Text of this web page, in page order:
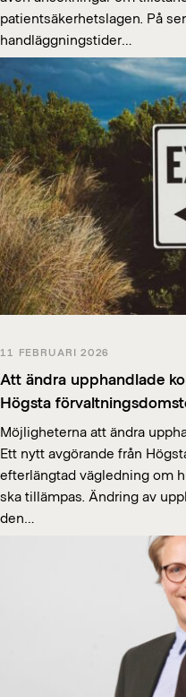
patientsäkerhetslagen. På
handläggningstider…
11 FEBRUARI 2026
Att ändra upphandlade
Högsta
Möjligheterna att ändra
Ett nytt avgörande från
efterlängtad vägledning om
ska tillämpas. Ändring av
den…